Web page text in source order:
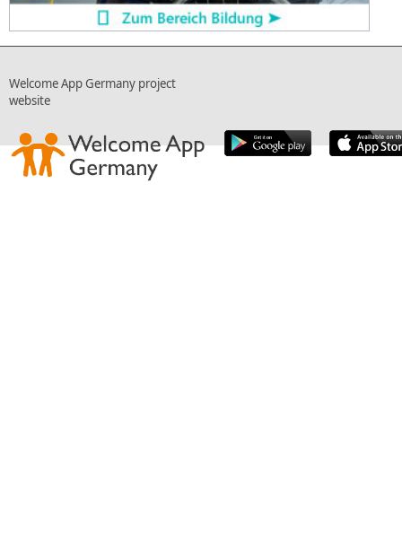
Welcome App Germany project
website